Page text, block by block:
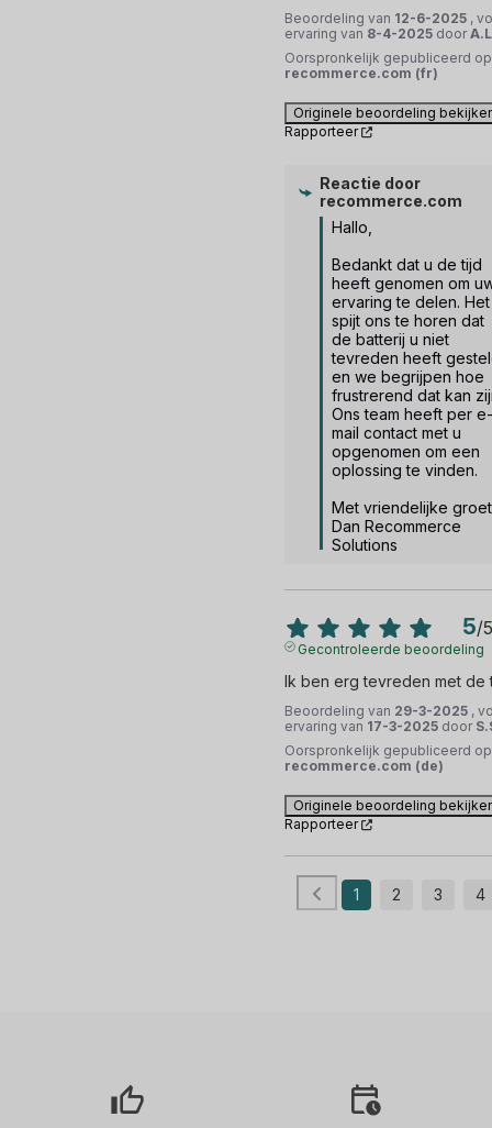
Beoordeling van 12-6-2025 ,
ervaring van 8-4-2025 door
Oorspronkelijk gepubliceerd op
recommerce.com (fr)
Originele beoordeling
Rapporteer
Reactie door
recommerce.com
Hallo,
Bedankt dat u de tijd
heeft genomen om
ervaring te delen. Het
spijt ons te horen dat
de batterij u niet
tevreden heeft
en we begrijpen hoe
frustrerend dat kan
Ons team heeft per e-
mail contact met u
opgenomen om een
oplossing te vinden.
Met vriendelijke
Dan Recommerce
Solutions
5/5
Gecontroleerde beoordeling
Ik ben erg tevreden met de
Beoordeling van 29-3-2025 ,
ervaring van 17-3-2025 door
Oorspronkelijk gepubliceerd op
recommerce.com (de)
Originele beoordeling
Rapporteer
1 2 3 4